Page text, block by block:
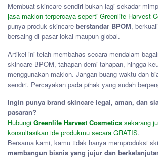
Membuat skincare sendiri bukan lagi sekadar
jasa maklon terpercaya seperti Greenlife Harvest
punya produk skincare berstandar BPOM,
bersaing di pasar lokal maupun global.
Artikel ini telah membahas secara mendalam
skincare BPOM, tahapan demi tahapan, hingga
menggunakan maklon. Jangan buang waktu dan
sendiri. Percayakan pada pihak yang sudah
Ingin punya brand skincare legal, aman, dan
pasaran?
Hubungi Greenlife Harvest Cosmetics sekarang
konsultasikan ide produkmu secara GRATIS.
Bersama kami, kamu tidak hanya memproduksi
membangun bisnis yang jujur dan